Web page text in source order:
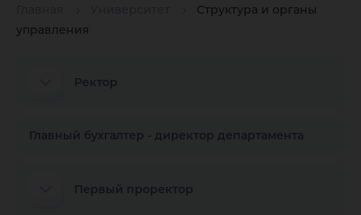
Структура и органы
управления
Ректор
Главный бухгалтер - директор департамента
Первый проректор